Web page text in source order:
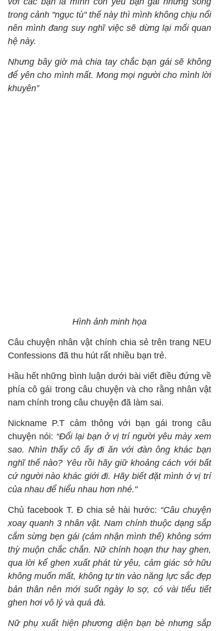
trong cảnh "ngục tù" thế này thì mình không chịu nổi
nên mình đang suy nghĩ việc sẽ dừng lại mối quan
hệ này.
Nhưng bây giờ mà chia tay chắc bạn gái sẽ không
để yên cho mình mất. Mong mọi người cho mình lời
khuyên”
Hình ảnh minh họa
Câu chuyện nhân vật chính chia sẻ trên trang NEU
Confessions đã thu hút rất nhiều bạn trẻ.
Hầu hết những bình luận dưới bài viết điều đứng về
phía cô gái trong câu chuyện và cho rằng nhân vật
nam chính trong câu chuyện đã làm sai.
Nickname P.T cảm thông với bạn gái trong câu
chuyện nói: “Đổi lại bạn ở vị trí người yêu mày xem
sao. Nhìn thấy cô ấy đi ăn với đàn ông khác bạn
nghĩ thế nào? Yêu rồi hãy giữ khoảng cách với bất
cứ người nào khác giới đi. Hãy biết đặt mình ở vị trí
của nhau để hiểu nhau hơn nhé."
Chủ facebook T. Đ chia sẻ hài hước: “Câu chuyện
xoay quanh 3 nhân vật. Nam chính thuộc dạng sắp
cắm sừng bẹn gái (cảm nhận mình thế) không sớm
thỳ muộn chắc chắn. Nữ chính hoạn thư hay ghen,
qua lời kể ghen xuất phát từ yêu, cảm giác sở hữu
không muốn mất, không tự tin vào năng lực sắc đẹp
bản thân nên mới suốt ngày lo sợ, có vài tiểu tiết
ghen hơi vô lý và quá đà.
Nữ phụ xuất hiện phương diện bạn bè nhưng sắp